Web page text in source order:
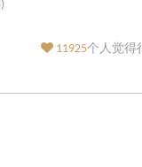
11925个人觉得